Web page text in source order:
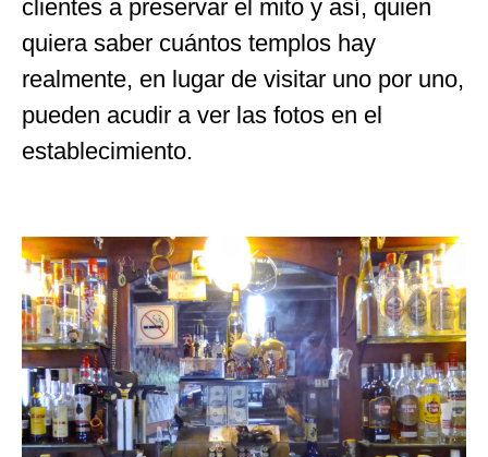
clientes a preservar el mito y así, quien
quiera saber cuántos templos hay
realmente, en lugar de visitar uno por uno,
pueden acudir a ver las fotos en el
establecimiento.